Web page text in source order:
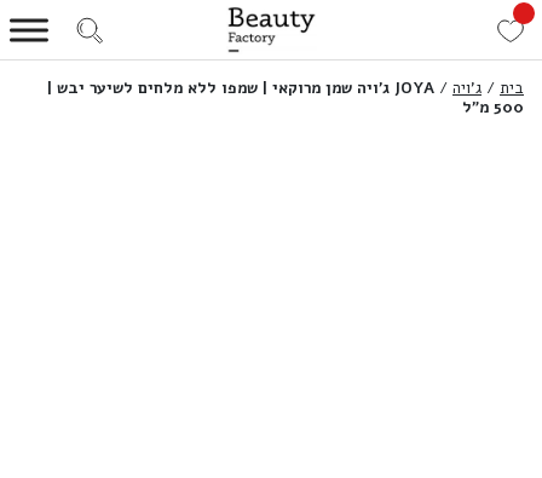
בית / ג'ויה /
JOYA ג’ויה שמן מרוקאי | שמפו ללא מלחים לשיער יבש |
500 מ”ל